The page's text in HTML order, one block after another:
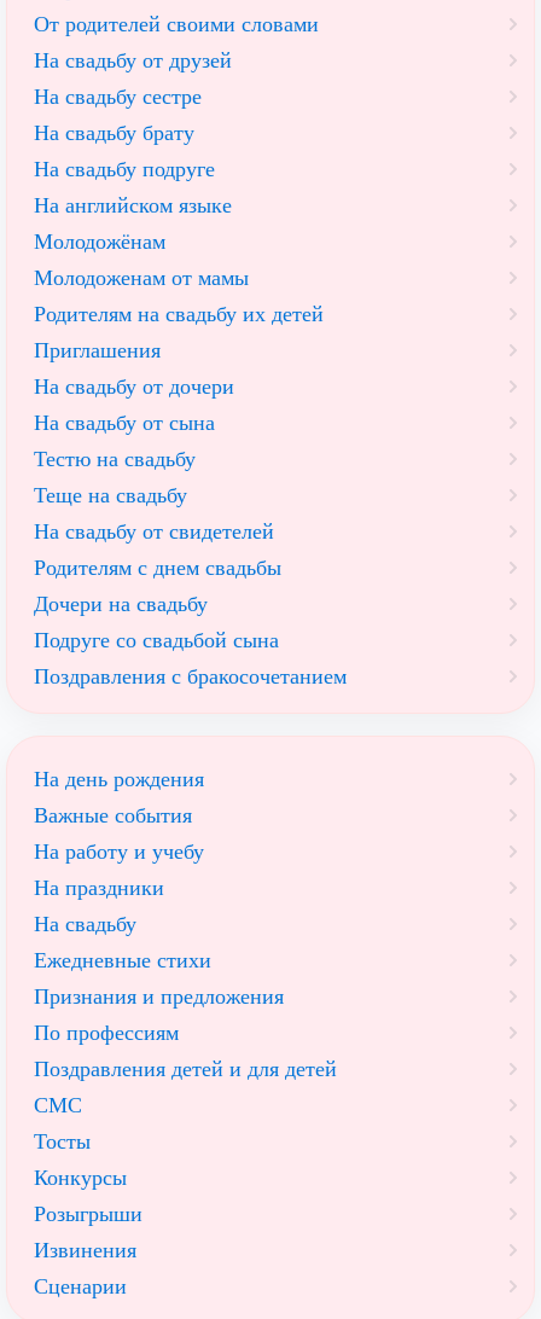
От родителей своими словами
На свадьбу от друзей
На свадьбу сестре
На свадьбу брату
На свадьбу подруге
На английском языке
Молодожёнам
Молодоженам от мамы
Родителям на свадьбу их детей
Приглашения
На свадьбу от дочери
На свадьбу от сына
Тестю на свадьбу
Теще на свадьбу
На свадьбу от свидетелей
Родителям с днем свадьбы
Дочери на свадьбу
Подруге со свадьбой сына
Поздравления с бракосочетанием
На день рождения
Важные события
На работу и учебу
На праздники
На свадьбу
Ежедневные стихи
Признания и предложения
По профессиям
Поздравления детей и для детей
СМС
Тосты
Конкурсы
Розыгрыши
Извинения
Сценарии